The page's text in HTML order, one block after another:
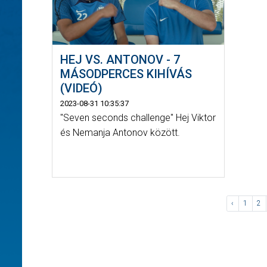
HEJ VS. ANTONOV - 7
MÁSODPERCES KIHÍVÁS
(VIDEÓ)
2023-08-31 10:35:37
"Seven seconds challenge" Hej Viktor
és Nemanja Antonov között.
‹ 1 2